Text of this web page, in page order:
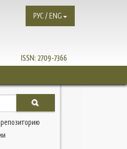
ISSN: 2709-7366
РУС / ENG